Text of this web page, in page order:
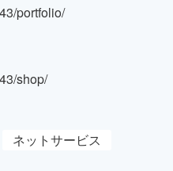
portfolio/
shop/
ネットサービス